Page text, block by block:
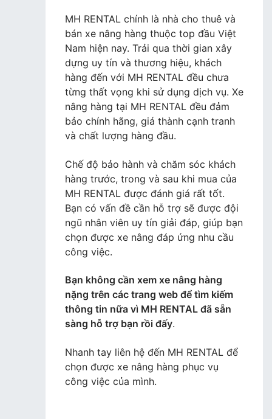
MH RENTAL chính là nhà cho thuê và
bán xe nâng hàng thuộc top đầu Việt
Nam hiện nay. Trải qua thời gian xây
dựng uy tín và thương hiệu, khách
hàng đến với MH RENTAL đều chưa
từng thất vọng khi sử dụng dịch vụ. Xe
nâng hàng tại MH RENTAL đều đảm
bảo chính hãng, giá thành cạnh tranh
và chất lượng hàng đầu.
Chế độ bảo hành và chăm sóc khách
hàng trước, trong và sau khi mua của
MH RENTAL được đánh giá rất tốt.
Bạn có vấn đề cần hỗ trợ sẽ được đội
ngũ nhân viên uy tín giải đáp, giúp bạn
chọn được xe nâng đáp ứng nhu cầu
công việc.
Bạn không cần xem xe nâng hàng
nặng trên các trang web để tìm kiếm
thông tin nữa vì MH RENTAL đã sẵn
sàng hỗ trợ bạn rồi đấy.
Nhanh tay liên hệ đến MH RENTAL để
chọn được xe nâng hàng phục vụ
công việc của mình.